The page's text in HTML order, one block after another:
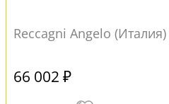
Reccagni Angelo (Италия)
66 002 ₽